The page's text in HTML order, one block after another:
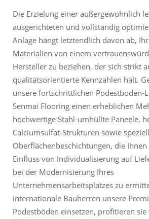
Die Erzielung einer außergewöhnlich
ausgerichteten und vollständig
Anlage hängt letztendlich davon ab,
Materialien von einem
Hersteller zu beziehen, der sich strikt
qualitätsorientierte Kennzahlen hält.
unsere fortschrittlichen Podestboden-
Senmai Flooring einen erheblichen
hochwertige Stahl-umhüllte Paneele,
Calciumsulfat-Strukturen sowie
Oberflächenbeschichtungen, die
Einfluss von Individualisierung auf
bei der Modernisierung Ihres
Unternehmensarbeitsplatzes zu
internationale Bauherren unsere
Podestböden einsetzen, profitieren